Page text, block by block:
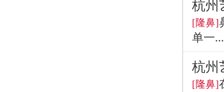
杭州
[隆鼻]
单一...
杭州
[隆鼻]